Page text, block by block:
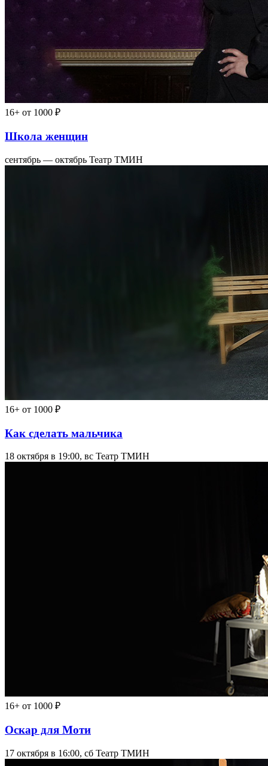
16+ от 1000 ₽
Школа женщин
сентябрь — октябрь Театр ТМИН
16+ от 1000 ₽
Как сделать мальчика
18 октября в 19:00, вс Театр ТМИН
16+ от 1000 ₽
Оскар для Моти
17 октября в 16:00, сб Театр ТМИН